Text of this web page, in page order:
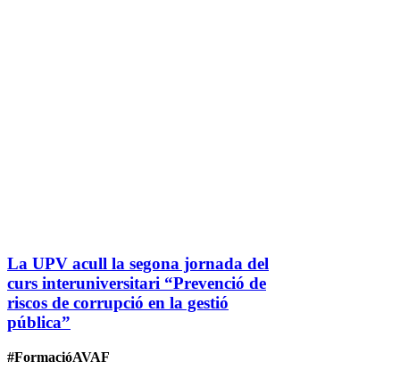
La UPV acull la segona jornada del
curs interuniversitari “Prevenció de
riscos de corrupció en la gestió
pública”
#FormacióAVAF